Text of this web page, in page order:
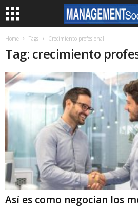
Home Tags Crecimiento profesional
Tag: crecimiento
Así es como negocian los